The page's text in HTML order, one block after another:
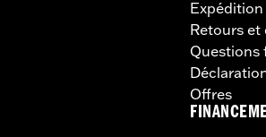
Retours et
Questions
Offres